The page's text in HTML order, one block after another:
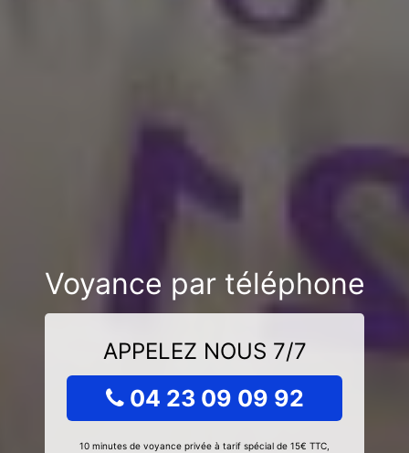
Voyance par téléphone
APPELEZ NOUS 7/7
04 23 09 09 92
10 minutes de voyance privée à tarif spécial de 15€ TTC,